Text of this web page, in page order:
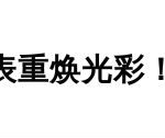
焕光彩！